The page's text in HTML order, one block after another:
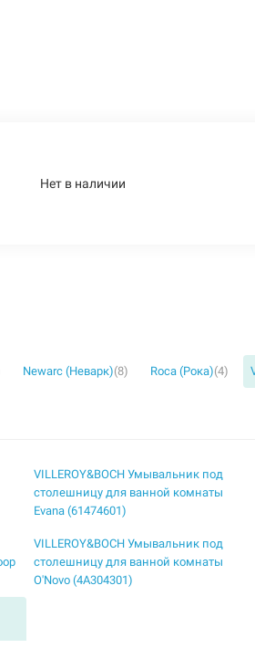
Нет в наличии
Newarc (Неварк)(8) Roca (Рока)(4)
VILLEROY&BOCH Умывальник под
столешницу для ванной комнаты
Evana (61474601)
VILLEROY&BOCH Умывальник под
столешницу для ванной комнаты
O'Novo (4A304301)